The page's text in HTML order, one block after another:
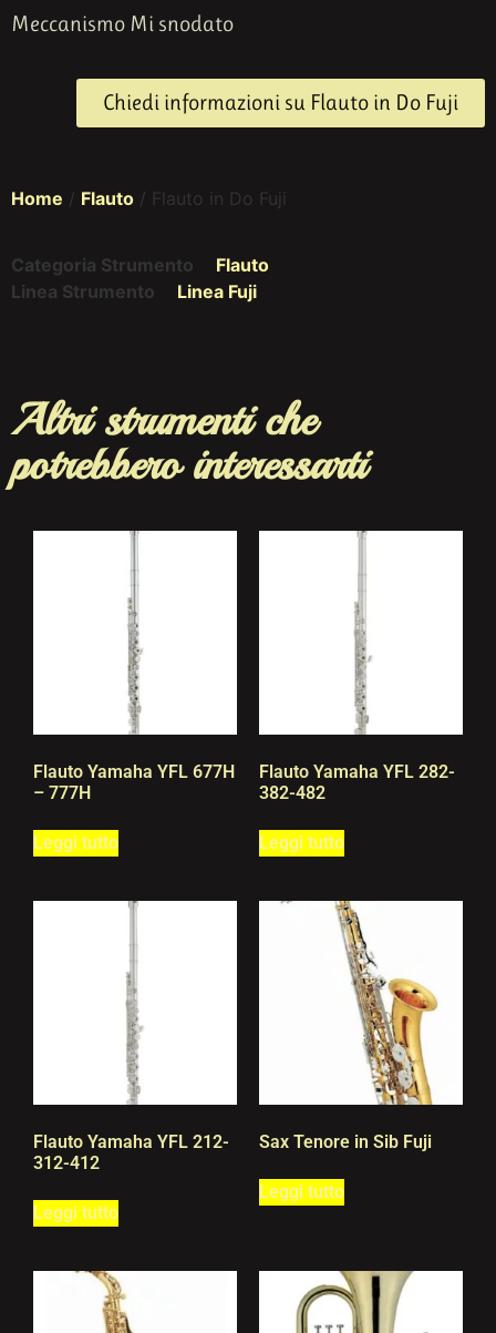
Meccanismo Mi snodato
Chiedi informazioni su Flauto in Do Fuji
Home / Flauto / Flauto in Do Fuji
Categoria Strumento
Flauto
Linea Strumento
Linea Fuji
Altri strumenti che
potrebbero interessarti
Flauto Yamaha YFL 677H
– 777H
Leggi tutto
Flauto Yamaha YFL 282-
382-482
Leggi tutto
Flauto Yamaha YFL 212-
312-412
Leggi tutto
Sax Tenore in Sib Fuji
Leggi tutto